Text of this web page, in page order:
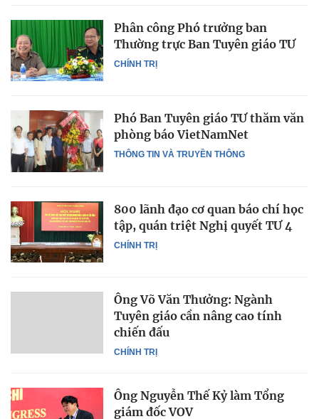
CHÍNH TRỊ
Phân công Phó trưởng ban
Thường trực Ban Tuyên giáo TƯ
THÔNG TIN VÀ TRUYỀN THÔNG
Phó Ban Tuyên giáo TƯ thăm văn
phòng báo VietNamNet
CHÍNH TRỊ
800 lãnh đạo cơ quan báo chí học
tập, quán triệt Nghị quyết TƯ 4
CHÍNH TRỊ
Ông Võ Văn Thưởng: Ngành
Tuyên giáo cần nâng cao tính
chiến đấu
Ông Nguyễn Thế Kỷ làm Tổng
giám đốc VOV